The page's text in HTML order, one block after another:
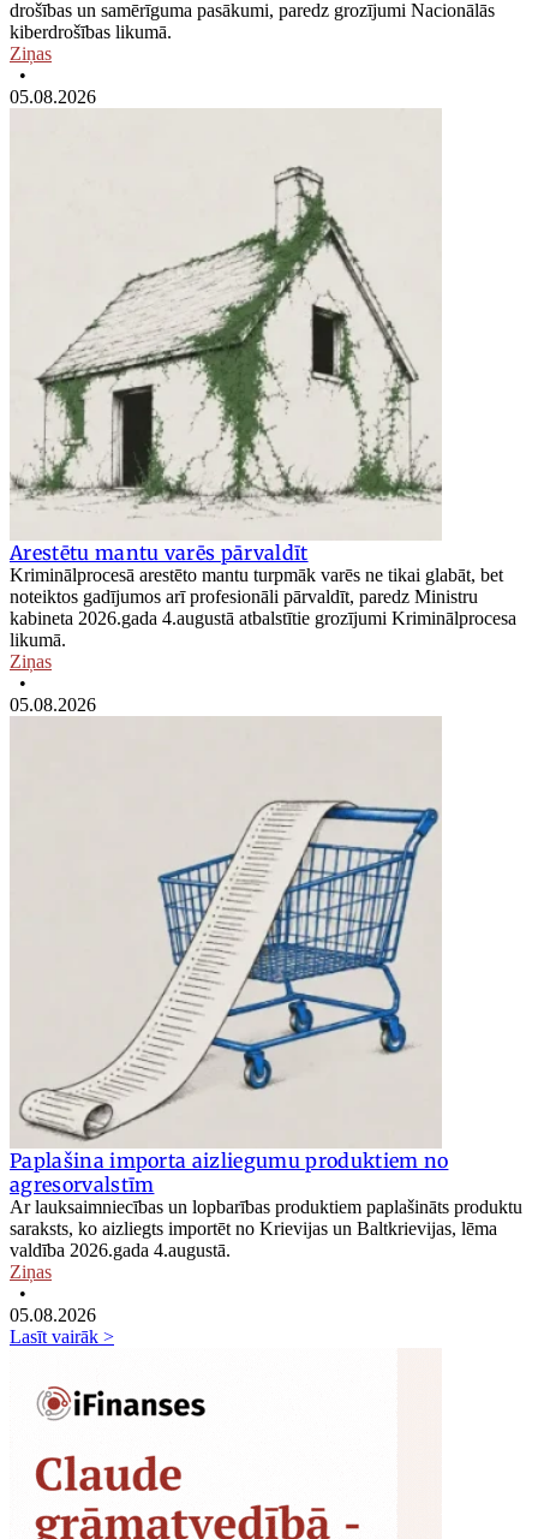
drošības un samērīguma pasākumi, paredz grozījumi Nacionālās
kiberdrošības likumā.
Ziņas
•
05.08.2026
Arestētu mantu varēs pārvaldīt
Kriminālprocesā arestēto mantu turpmāk varēs ne tikai glabāt, bet
noteiktos gadījumos arī profesionāli pārvaldīt, paredz Ministru
kabineta 2026.gada 4.augustā atbalstītie grozījumi Kriminālprocesa
likumā.
Ziņas
•
05.08.2026
Paplašina importa aizliegumu produktiem no
agresorvalstīm
Ar lauksaimniecības un lopbarības produktiem paplašināts produktu
saraksts, ko aizliegts importēt no Krievijas un Baltkrievijas, lēma
valdība 2026.gada 4.augustā.
Ziņas
•
05.08.2026
Lasīt vairāk >